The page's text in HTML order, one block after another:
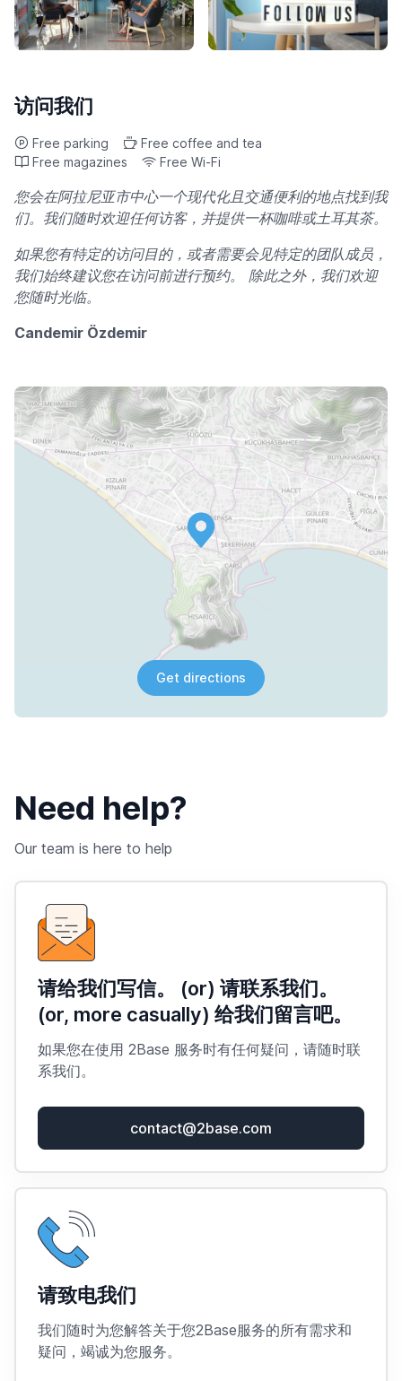
访问我们
Free parking
Free coffee and tea
Free magazines
Free Wi-Fi
您会在阿拉尼亚市中心一个现代化且交通便利的地点找到我
们。我们随时欢迎任何访客，并提供一杯咖啡或土耳其茶。
如果您有特定的访问目的，或者需要会见特定的团队成员，
我们始终建议您在访问前进行预约。 除此之外，我们欢迎
您随时光临。
Candemir Özdemir
Get directions
Need help?
Our team is here to help
请给我们写信。 (or) 请联系我们。
(or, more casually) 给我们留言吧。
如果您在使用 2Base 服务时有任何疑问，请随时联
系我们。
contact@2base.com
请致电我们
我们随时为您解答关于您2Base服务的所有需求和
疑问，竭诚为您服务。